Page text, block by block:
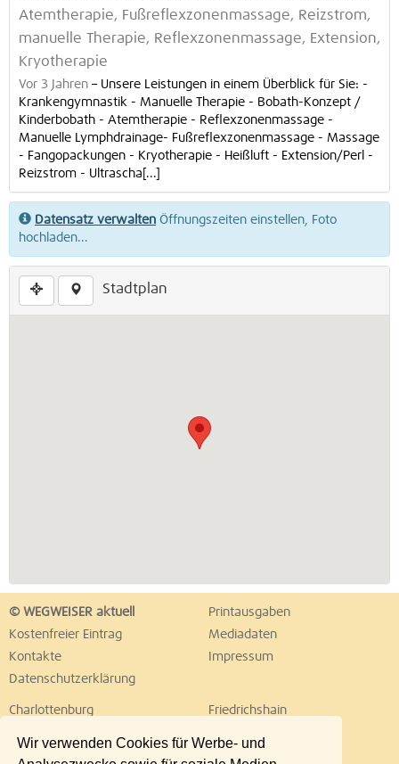
Wir verwenden Cookies für Werbe- und
Atemtherapie, Fußreflexzonenmassage, Reizstrom,
manuelle Therapie, Reflexzonenmassage, Extension,
Kryotherapie
Vor 3 Jahren – Unsere Leistungen in einem Überblick für Sie: -
Krankengymnastik - Manuelle Therapie - Bobath-Konzept /
Kinderbobath - Atemtherapie - Reflexzonenmassage -
Manuelle Lymphdrainage- Fußreflexzonenmassage - Massage
- Fangopackungen - Kryotherapie - Heißluft - Extension/Perl -
Reizstrom - Ultrascha[...]
Datensatz verwalten Öffnungszeiten einstellen, Foto
hochladen...
Stadtplan
© WEGWEISER aktuell
Printausgaben
Kostenfreier Eintrag
Mediadaten
Kontakte
Impressum
Datenschutzerklärung
Charlottenburg
Friedrichshain